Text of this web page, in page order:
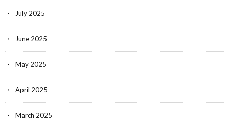
July 2025
June 2025
May 2025
April 2025
March 2025